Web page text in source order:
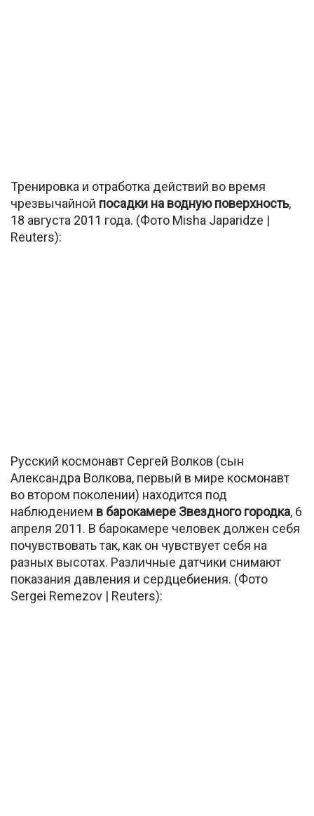
Тренировка и отработка действий во время
чрезвычайной посадки на водную поверхность,
18 августа 2011 года. (Фото Misha Japaridze |
Reuters):
Русский космонавт Сергей Волков (сын
Александра Волкова, первый в мире космонавт
во втором поколении) находится под
наблюдением в барокамере Звездного городка, 6
апреля 2011. В барокамере человек должен себя
почувствовать так, как он чувствует себя на
разных высотах. Различные датчики снимают
показания давления и сердцебиения. (Фото
Sergei Remezov | Reuters):